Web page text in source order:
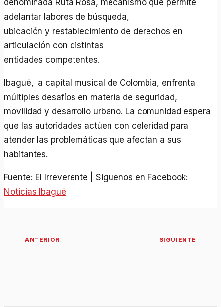
denominada Ruta Rosa, mecanismo que permite
adelantar labores de búsqueda,
ubicación y restablecimiento de derechos en
articulación con distintas
entidades competentes.
Ibagué, la capital musical de Colombia, enfrenta
múltiples desafíos en materia de seguridad,
movilidad y desarrollo urbano. La comunidad espera
que las autoridades actúen con celeridad para
atender las problemáticas que afectan a sus
habitantes.
Fuente: El Irreverente | Siguenos en Facebook:
Noticias Ibagué